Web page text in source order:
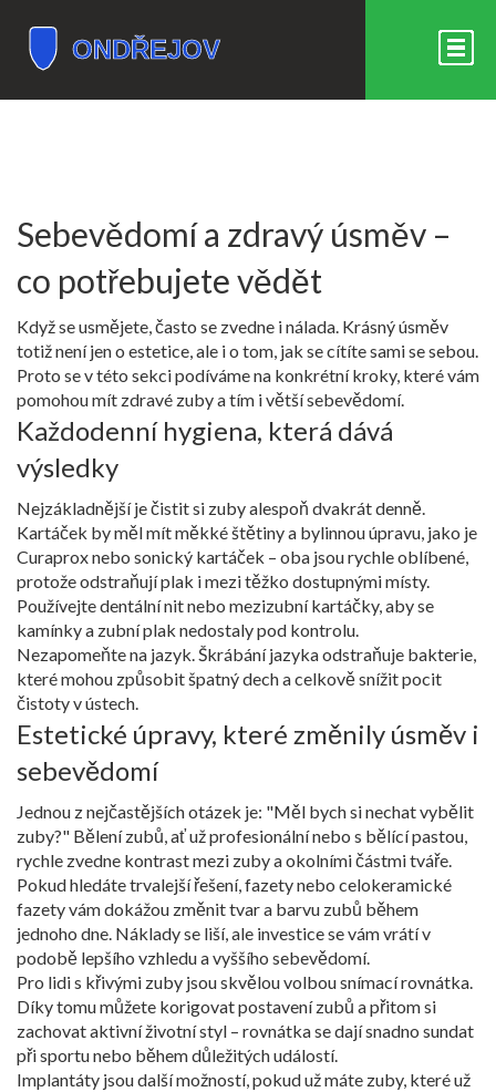
Sebevědomí a zdravý úsměv –
co potřebujete vědět
Když se usmějete, často se zvedne i nálada. Krásný úsměv
totiž není jen o estetice, ale i o tom, jak se cítíte sami se sebou.
Proto se v této sekci podíváme na konkrétní kroky, které vám
pomohou mít zdravé zuby a tím i větší sebevědomí.
Každodenní hygiena, která dává
výsledky
Nejzákladnější je čistit si zuby alespoň dvakrát denně.
Kartáček by měl mít měkké štětiny a bylinnou úpravu, jako je
Curaprox nebo sonický kartáček – oba jsou rychle oblíbené,
protože odstraňují plak i mezi těžko dostupnými místy.
Používejte dentální nit nebo mezizubní kartáčky, aby se
kamínky a zubní plak nedostaly pod kontrolu.
Nezapomeňte na jazyk. Škrábání jazyka odstraňuje bakterie,
které mohou způsobit špatný dech a celkově snížit pocit
čistoty v ústech.
Estetické úpravy, které změnily úsměv i
sebevědomí
Jednou z nejčastějších otázek je: "Měl bych si nechat vybělit
zuby?" Bělení zubů, ať už profesionální nebo s bělící pastou,
rychle zvedne kontrast mezi zuby a okolními částmi tváře.
Pokud hledáte trvalejší řešení, fazety nebo celokeramické
fazety vám dokážou změnit tvar a barvu zubů během
jednoho dne. Náklady se liší, ale investice se vám vrátí v
podobě lepšího vzhledu a vyššího sebevědomí.
Pro lidi s křivými zuby jsou skvělou volbou snímací rovnátka.
Díky tomu můžete korigovat postavení zubů a přitom si
zachovat aktivní životní styl – rovnátka se dají snadno sundat
při sportu nebo během důležitých událostí.
Implantáty jsou další možností, pokud už máte zuby, které už